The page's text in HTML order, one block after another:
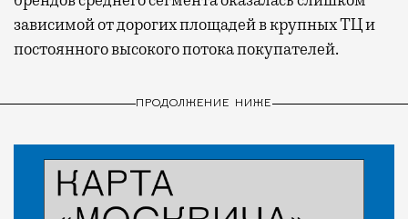
зависимой от дорогих площадей в крупных ТЦ и
постоянного высокого потока покупателей.
ПРОДОЛЖЕНИЕ НИЖЕ